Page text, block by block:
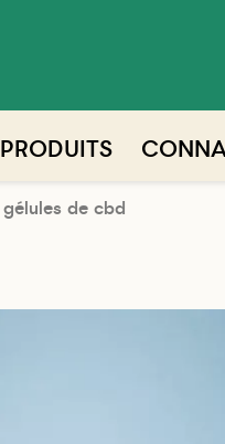
PRODUITS
gélules de cbd